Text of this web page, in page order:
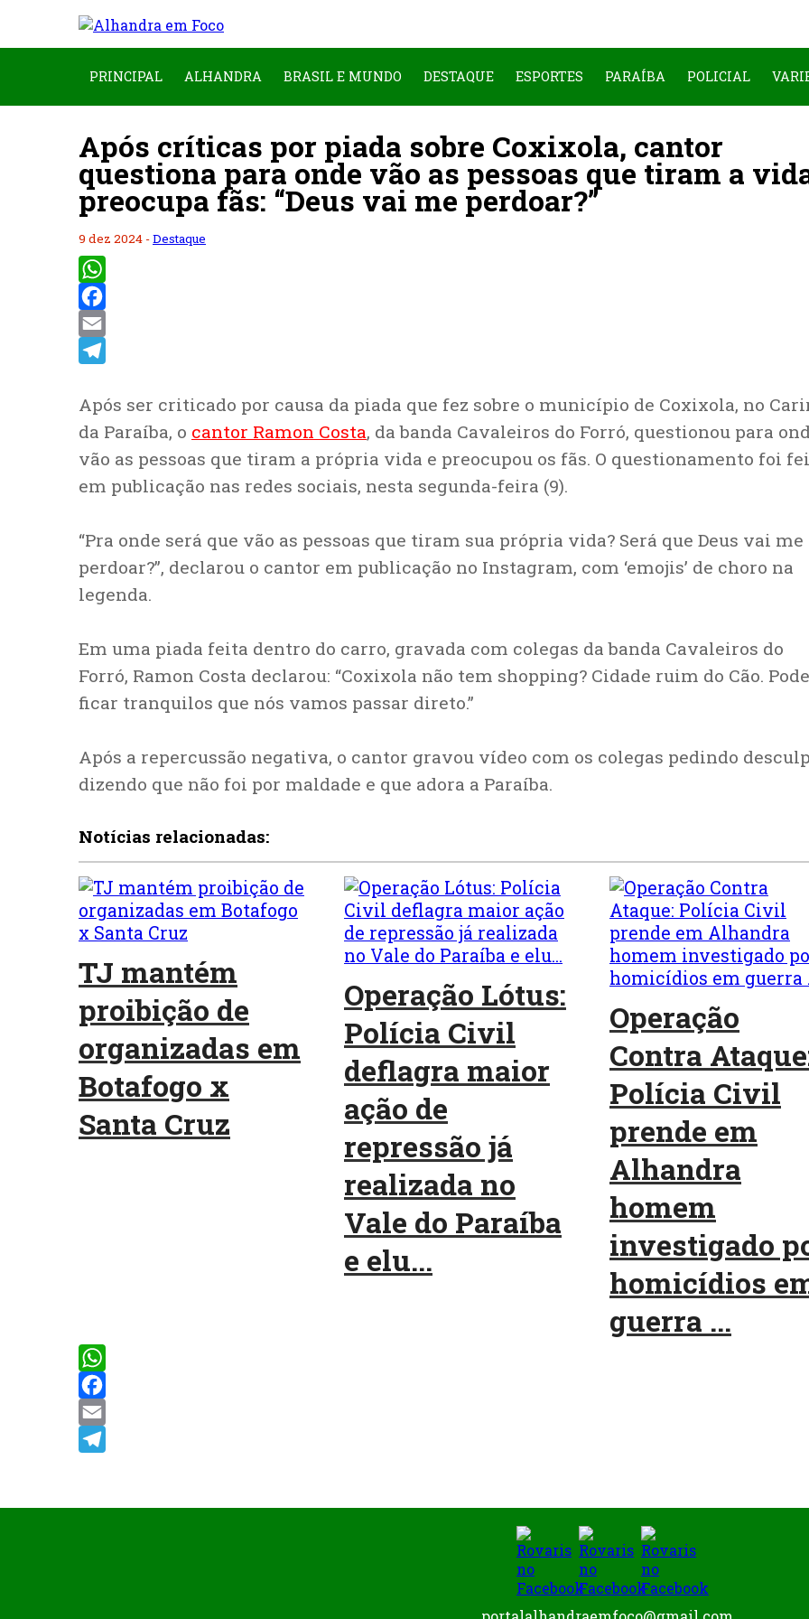
PRINCIPAL ALHANDRA BRASIL E MUNDO DESTAQUE ESPORTES PARAÍBA POLICIAL
Após críticas por piada sobre Coxixola, cantor
questiona para onde vão as pessoas que tiram a
preocupa fãs: “Deus vai me perdoar?”
9 dez 2024 -Destaque
WhatsApp
Facebook
Email
Após ser criticado por causa da piada que fez sobre o município de Coxixola, no
da Paraíba, o cantor Ramon Costa, da banda Cavaleiros do Forró, questionou para
vão as pessoas que tiram a própria vida e preocupou os fãs. O questionamento foi
em publicação nas redes sociais, nesta segunda-feira (9).
“Pra onde será que vão as pessoas que tiram sua própria vida? Será que Deus vai me
perdoar?”, declarou o cantor em publicação no Instagram, com ‘emojis’ de choro na
legenda.
Em uma piada feita dentro do carro, gravada com colegas da banda Cavaleiros do
Forró, Ramon Costa declarou: “Coxixola não tem shopping? Cidade ruim do Cão.
ficar tranquilos que nós vamos passar direto.”
Após a repercussão negativa, o cantor gravou vídeo com os colegas pedindo
dizendo que não foi por maldade e que adora a Paraíba.
Notícias relacionadas:
TJ mantém
proibição de
organizadas em
Botafogo x
Santa Cruz
Operação Lótus:
Polícia Civil
deflagra maior
ação de
repressão já
realizada no
Vale do Paraíba
e elu...
Operação
Contra
Polícia Civil
prende em
Alhandra
homem
investigado
homicídios
guerra ...
WhatsApp
Facebook
Email